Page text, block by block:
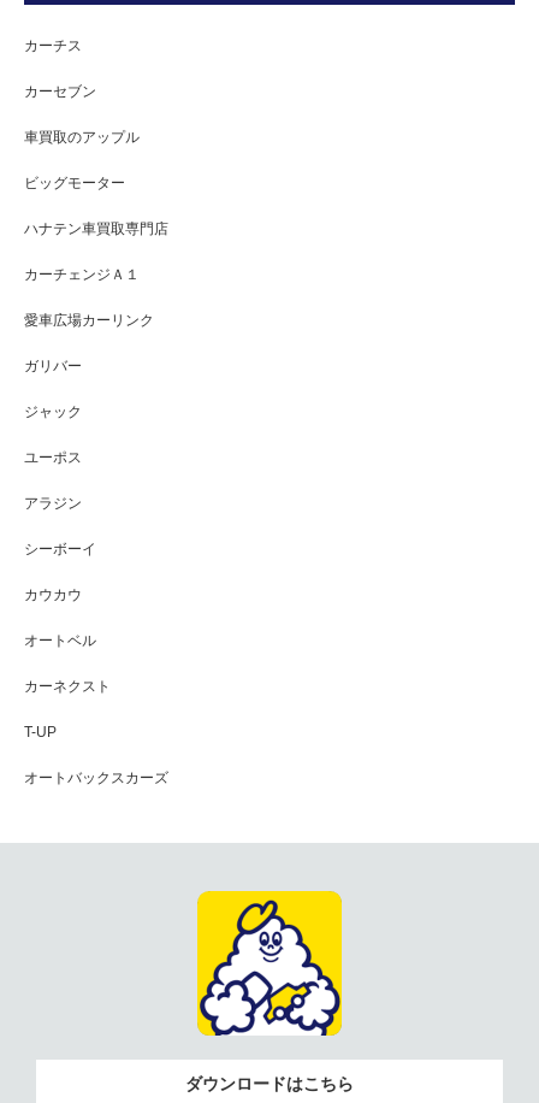
カーチス
カーセブン
車買取のアップル
ビッグモーター
ハナテン車買取専門店
カーチェンジＡ１
愛車広場カーリンク
ガリバー
ジャック
ユーポス
アラジン
シーボーイ
カウカウ
オートベル
カーネクスト
T-UP
オートバックスカーズ
ダウンロードはこちら